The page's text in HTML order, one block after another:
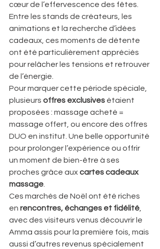
cœur de l’effervescence des fêtes.
Entre les stands de créateurs, les
animations et la recherche d’idées
cadeaux, ces moments de détente
ont été particulièrement appréciés
pour relâcher les tensions et retrouver
de l’énergie.
Pour marquer cette période spéciale,
plusieurs offres exclusives étaient
proposées : massage acheté =
massage offert, ou encore des offres
DUO en institut. Une belle opportunité
pour prolonger l’expérience ou offrir
un moment de bien-être à ses
proches grâce aux cartes cadeaux
massage
Ces marchés de Noël ont été riches
en rencontres, échanges et fidélité
avec des visiteurs venus découvrir le
Amma assis pour la première fois, mais
aussi d’autres revenus spécialement